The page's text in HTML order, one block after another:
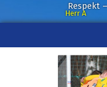
Respekt
Herr A